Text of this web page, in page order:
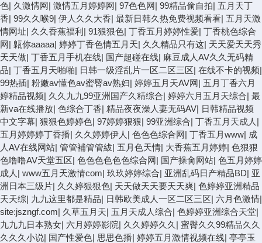
色| 久激情网| 激情五月婷婷网| 97色色网| 99精品偷自拍| 五月天丁
香| 99久久喉9| 伊人久久大香| 最新日韩久热免费视频看看| 五月天激
情网址| 久久香蕉福利 | 91狠狠色| 丁香五月婷婷性爱| 丁香桃色综合
网| 甈你aaaaa| 婷婷丁香色情五月天| 久久精品只有这| 天天爱天天秀
天天做| 丁香五月手机在线| 国产超碰在线| 麻豆成人AV久久无码精
品| 丁香五月天啪啪| 日韩一级淫乱片一区二区三区| 在线不卡的视频|
99热插| 粉嫩av懂色av蜜臀av熟妇| 婷婷五月天AV网| 五月丁香六月
婷精品视频| 久久九九99亚洲国产久精综合| 婷婷六月五月天综合| 最
新va在线播放| 色综合丁香| 精品夜夜澡人妻无码AV| 日韩精品视频
中文字幕| 狠狠色婷婷色| 97婷婷狠狠| 99亚洲综合| 丁香五月天成人 |
五月婷婷婷丁香播| 久久婷婷伊人 | 色色色综合网| 丁香五月www| 成
人AV在线网站| 管管補管管紱| 五月色天情| 大香蕉五月婷婷| 色狠狠
色噜噜AV天堂五区| 色色色色色色综合网| 国产操肏网站| 色五月婷婷
成人 | www五月天激情com| 玖玖婷婷综合| 亚洲乱码日产精品BD| 亚
洲日本三级片| 久久婷狠狠色| 天天做天天要天天爽| 色婷婷亚洲精品
天天综| 九九这里都是精品| 日韩欧美成人一区二区三区| 六月色激情|
site:jszngf.com| 久草五月天| 五月天成人综合| 色婷婷亚洲综合天堂|
九九九日本熟女| 六月婷婷影院| 久久婷婷久久 | 蜜臀久久99精品久久
久久久小说| 国产性爱色| 思思色播| 婷婷五月激情视频在线| 亭亭玉